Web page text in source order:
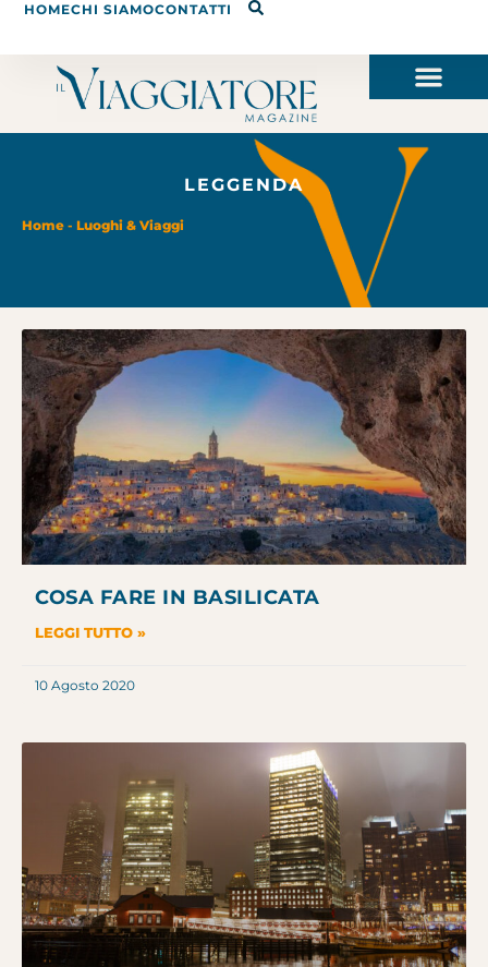
HOMECHI SIAMOCONTATTI
LEGGENDA
Home - Luoghi & Viaggi
COSA FARE IN BASILICATA
LEGGI TUTTO »
10 Agosto 2020